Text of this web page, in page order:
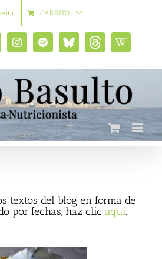
CARRITO
InstagramSpotifyBluesky
social
ThreadsWikipedia
textos del blog en forma de
por fechas, haz clic aquí.